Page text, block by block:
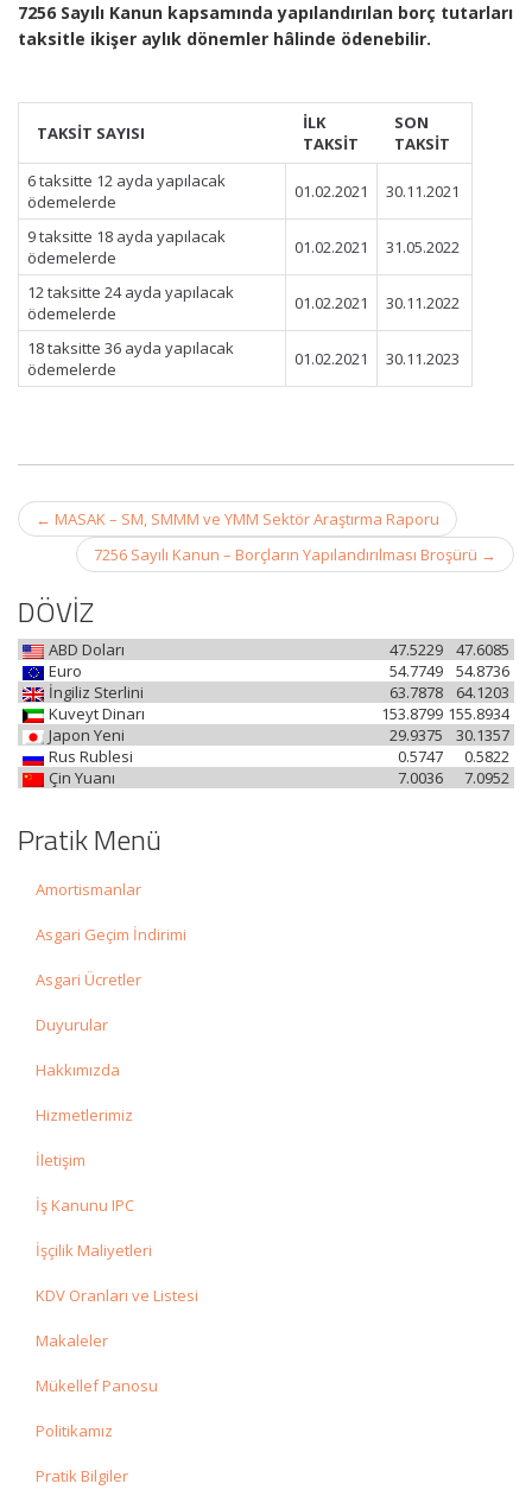
7256 Sayılı Kanun kapsamında yapılandırılan borç tutarları
taksitle ikişer aylık dönemler hâlinde ödenebilir.
TAKSİT SAYISI
İLK
TAKSİT
SON
TAKSİT
6 taksitte 12 ayda yapılacak
ödemelerde
01.02.2021 30.11.2021
9 taksitte 18 ayda yapılacak
ödemelerde
01.02.2021 31.05.2022
12 taksitte 24 ayda yapılacak
ödemelerde
01.02.2021 30.11.2022
18 taksitte 36 ayda yapılacak
ödemelerde
01.02.2021 30.11.2023
Post
navigation
← MASAK – SM, SMMM ve YMM Sektör Araştırma Raporu
7256 Sayılı Kanun – Borçların Yapılandırılması Broşürü →
DÖVİZ
ABD Doları 47.6085
47.5229
Euro
54.8736
54.7749
İngiliz Sterlini
64.1203
63.7878
Kuveyt Dinarı
155.8934
153.8799
Japon Yeni
30.1357
29.9375
Rus Rublesi
0.5822
0.5747
Çin Yuanı
7.0952
7.0036
Pratik Menü
Amortismanlar
Asgari Geçim İndirimi
Asgari Ücretler
Duyurular
Hakkımızda
Hizmetlerimiz
İletişim
İş Kanunu IPC
İşçilik Maliyetleri
KDV Oranları ve Listesi
Makaleler
Mükellef Panosu
Politikamız
Pratik Bilgiler